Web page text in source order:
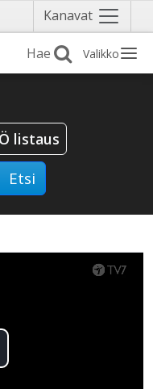
Kanavat Näytä
valikko
Valikko
listaus
Etsi